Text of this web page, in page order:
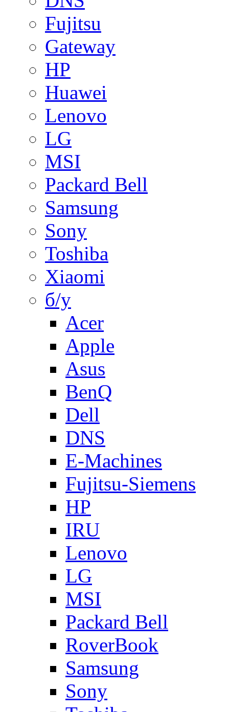
Fujitsu
Gateway
HP
Huawei
Lenovo
LG
MSI
Packard Bell
Samsung
Sony
Toshiba
Xiaomi
б/у
Acer
Apple
Asus
BenQ
Dell
DNS
E-Machines
Fujitsu-Siemens
HP
IRU
Lenovo
LG
MSI
Packard Bell
RoverBook
Samsung
Sony